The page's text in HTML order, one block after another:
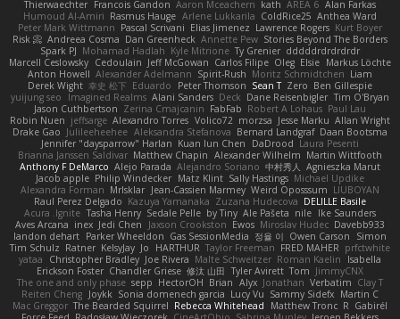
Thierwaechter Francois Gandon Aaron Mceachern kath AREA 6 Alan Farkas
Humoud Al-Amiri Rasmus Hauge Arlene Lukkarila ColdRice25 Anthea Ward
Peter Mark Wittmann Pascal Scrivani Elias Jimenez Lawrence Rogers Kurt Boyer
Risk 📀 Andreea Cosma Dan Greenheck Annette Pew Stories Beyond The Borders
Spark PJ Mohamad Hadlah Kyle Mitrione Ty Grenier dddddrdrdrdrdr
Marcell Ceslowsky Cedoulain Jeff McGowan Carlos Filipe Oleg Elsie Markus Löchte
Anton Howell Alexander Adelmann Spirit-Rush Moritz Schmidtchen Liam
Derek Wight 幸史 松下 Eduardo Peter Thomson Sean T Zero Ben Gillespie
yuijung seo
Imagined Realms Alani Sanders Deck Dane Reisenbigler Tim O'Bryan
Jason Cuthbertson Zerina Cmajcanin FabFab Robert A Lohaus Paul Lau
Robin Nuen jeffsarge Alexandro Torres Volico72 morzsa Jesse Marku Allan Wright
Drake Gao Julileeheehee Aleksandra Stefanova Bernard Landgraf Daan Bootsma
Jennifer "daysparrow" Harlan Kuan lun Chen DaDrood Laura Pesenti
Brianna Janssen Saldivar Matthew Chapin Alexander Wilhelm Martin Wittfooth
Anthony F DeMarco Alejo Parada Alejandro Soriano 中村秀人
Agnieszka Marut
Jacob apple Philip Windecker Matz Klint Sally Hastings Michael Updike
Alexandra Forman MrIsklar Jean-Cassien Marmey Weird Oposssum LIUBOYAN
Raul Perez Delgado Kazuya Yamanaka Zuzana Hudecova DELILLE Basile
Acura .Ignite Tasha Henry Sedale Pelle by Tiny Ale Pašeta nile Ike Saunders
Aves Arcana inex Jedi Chen Jaxson Crookston Ewos Miroslav Hudec Davebb933
landon dehart Parker Wheeldon Gas SessionMedia 정율 이 Owen Carson
Simon
Tim Schulz Ratner KelsyJay Jo HARTHUR Taylor Freeman FRED MAHER prfctwhite
yataa
Christopher Bradley Joe Rivera Malte Schweitzer Roman Kaelin
Isabella
Erickson Foster Chandler Griese 修汰 山田 Tyler Avirett Tom JimmyCNX
The one and only phase sepp HectorOH Brian Alyx Jonathan Verbatim Clay T
Reiten Cheng Joykk Sonia domenech garcia Lucy Vu Sammy Sidefx Martin C
Mac Greggor The Bearded Squirrel Rebecca Whitehead Matthew Tronc R Gabirél